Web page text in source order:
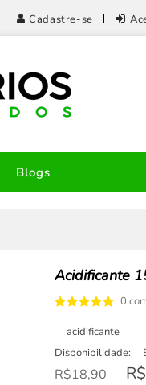
Cadastre-se
Blogs
Acidificante
0
acidificante
Disponibilidade:
R$18,90